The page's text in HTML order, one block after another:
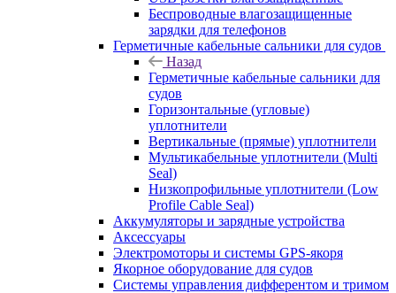
Беспроводные влагозащищенные
зарядки для телефонов
Герметичные кабельные сальники для судов
Назад
Герметичные кабельные сальники для
судов
Горизонтальные (угловые)
уплотнители
Вертикальные (прямые) уплотнители
Мультикабельные уплотнители (Multi
Seal)
Низкопрофильные уплотнители (Low
Profile Cable Seal)
Аккумуляторы и зарядные устройства
Аксессуары
Электромоторы и системы GPS-якоря
Якорное оборудование для судов
Системы управления дифферентом и тримом